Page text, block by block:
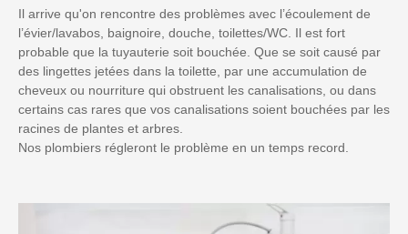
Il arrive qu'on rencontre des problèmes avec l’écoulement de
l’évier/lavabos, baignoire, douche, toilettes/WC. Il est fort
probable que la tuyauterie soit bouchée. Que se soit causé par
des lingettes jetées dans la toilette, par une accumulation de
cheveux ou nourriture qui obstruent les canalisations, ou dans
certains cas rares que vos canalisations soient bouchées par les
racines de plantes et arbres.
Nos plombiers régleront le problème en un temps record.